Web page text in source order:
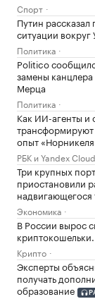
Спорт
Путин
ситуации вокруг
Политика
Politico
замены
Мерца
Политика
Как ИИ-агенты и
опыт
РБК и Yandex Cloud
Три крупных
приостановили
надвигающегося
Экономика
В России вырос
Крипто
Эксперты
получать
образование